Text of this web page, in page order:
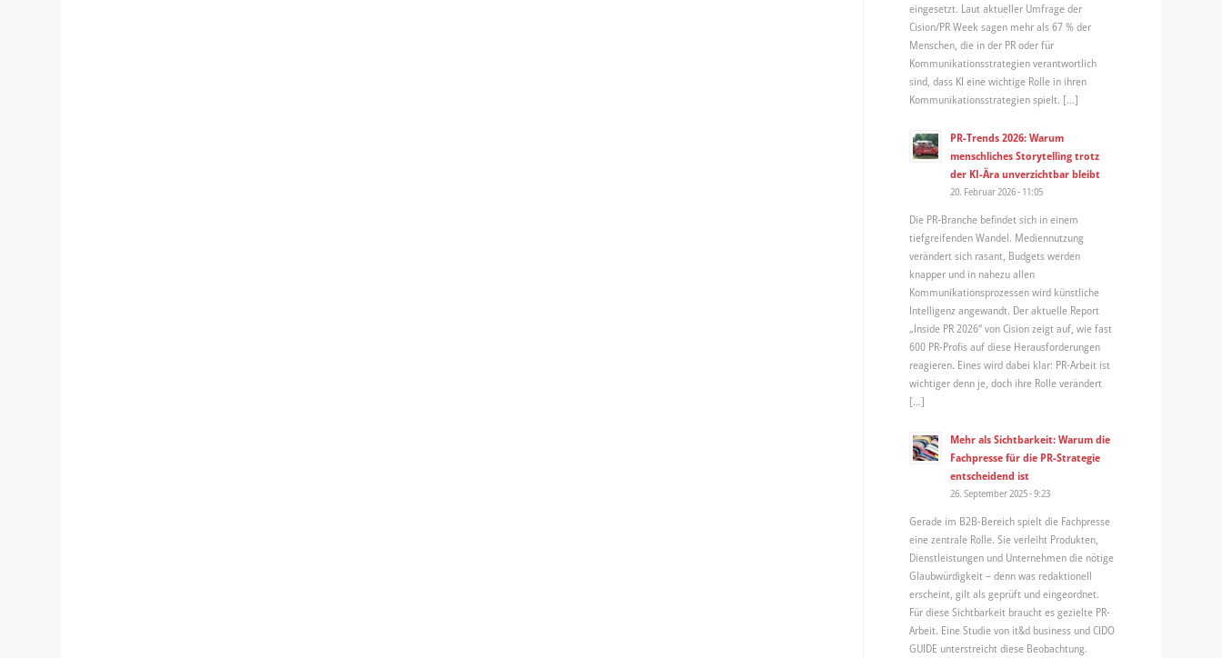
eingesetzt. Laut aktueller Umfrage der
Cision/PR Week sagen mehr als 67 % der
Menschen, die in der PR oder für
Kommunikationsstrategien verantwortlich
sind, dass KI eine wichtige Rolle in ihren
Kommunikationsstrategien spielt. […]
PR-Trends 2026: Warum
menschliches Storytelling trotz
der KI-Ära unverzichtbar bleibt
20. Februar 2026 - 11:05
Die PR-Branche befindet sich in einem
tiefgreifenden Wandel. Mediennutzung
verändert sich rasant, Budgets werden
knapper und in nahezu allen
Kommunikationsprozessen wird künstliche
Intelligenz angewandt. Der aktuelle Report
„Inside PR 2026“ von Cision zeigt auf, wie fast
600 PR-Profis auf diese Herausforderungen
reagieren. Eines wird dabei klar: PR-Arbeit ist
wichtiger denn je, doch ihre Rolle verändert
[…]
Mehr als Sichtbarkeit: Warum die
Fachpresse für die PR-Strategie
entscheidend ist
26. September 2025 - 9:23
Gerade im B2B-Bereich spielt die Fachpresse
eine zentrale Rolle. Sie verleiht Produkten,
Dienstleistungen und Unternehmen die nötige
Glaubwürdigkeit – denn was redaktionell
erscheint, gilt als geprüft und eingeordnet.
Für diese Sichtbarkeit braucht es gezielte PR-
Arbeit. Eine Studie von it&d business und CIDO
GUIDE unterstreicht diese Beobachtung.